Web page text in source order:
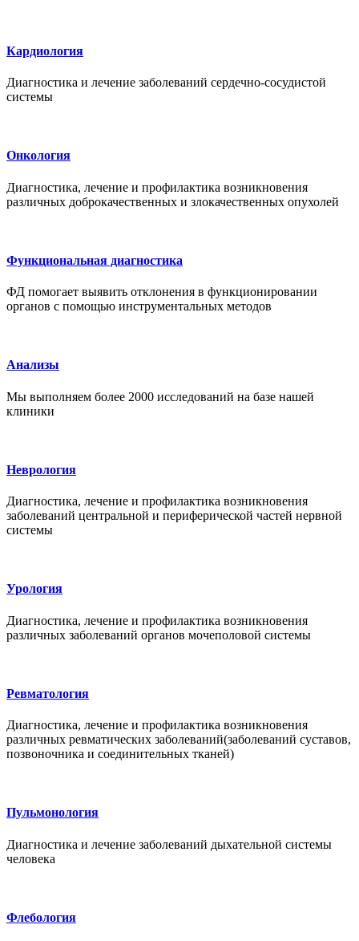
Кардиология
Диагностика и лечение заболеваний сердечно-сосудистой
системы
Онкология
Диагностика, лечение и профилактика возникновения
различных доброкачественных и злокачественных опухолей
Функциональная диагностика
ФД помогает выявить отклонения в функционировании
органов с помощью инструментальных методов
Анализы
Мы выполняем более 2000 исследований на базе нашей
клиники
Неврология
Диагностика, лечение и профилактика возникновения
заболеваний центральной и периферической частей нервной
системы
Урология
Диагностика, лечение и профилактика возникновения
различных заболеваний органов мочеполовой системы
Ревматология
Диагностика, лечение и профилактика возникновения
различных ревматических заболеваний(заболеваний суставов,
позвоночника и соединительных тканей)
Пульмонология
Диагностика и лечение заболеваний дыхательной системы
человека
Флебология